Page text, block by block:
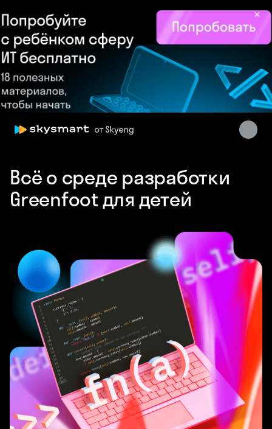
×
Всё о среде разработки
Greenfoot для детей
Skysmart Chat
online